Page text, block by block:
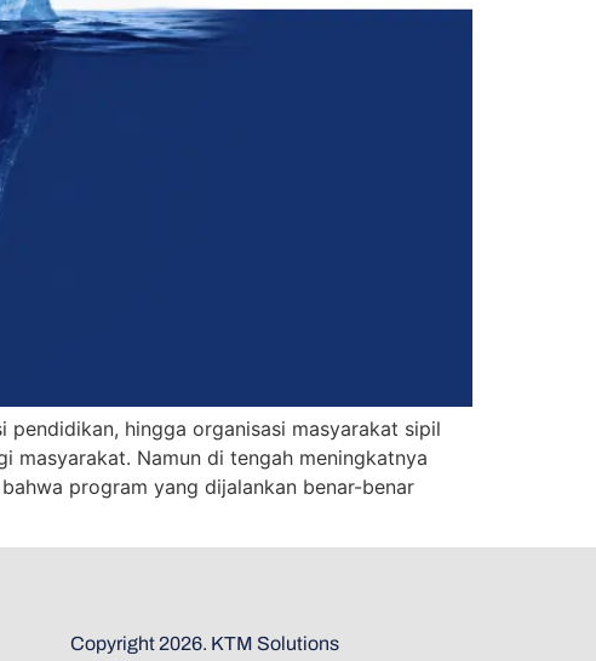
hingga organisasi masyarakat sipil
masyarakat. Namun di tengah meningkatnya
program yang dijalankan benar-benar
Copyright 2026. KTM Solutions